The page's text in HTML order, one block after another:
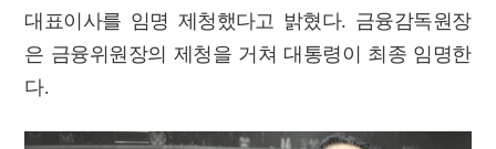
대표이사를 임명 제청했다고 밝혔다. 금융감독원장
은 금융위원장의 제청을 거쳐 대통령이 최종 임명한
다.